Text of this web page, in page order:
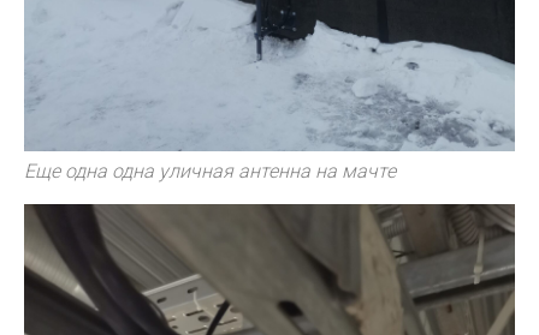
Еще одна одна уличная антенна на мачте